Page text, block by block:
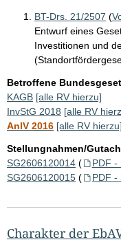
BT-Drs. 21/2507 (
Entwurf eines
Investitionen und
Betroffene
KAGB [alle RV hierzu]
InvStG 2018 [alle RV
AnlV 2016 [alle RV hierzu]
Stellungnahmen/
SG2606120014 ( PDF -
SG2606120015 ( PDF -
Charakter der